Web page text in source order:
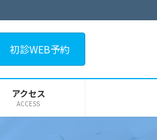
初診WEB予約
アクセス
ACCESS